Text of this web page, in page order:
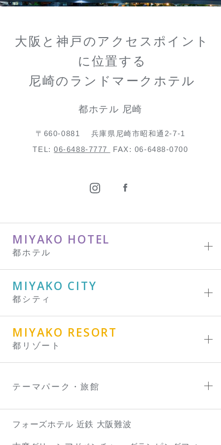
大阪と神戸のアクセスポイント
に位置する
尼崎のランドマークホテル
都ホテル 尼崎
〒660-0881
兵庫県尼崎市昭和通2-7-1
TEL:06-6488-7777 FAX: 06-6488-0700
MIYAKO HOTEL
都ホテル
MIYAKO CITY
都シティ
MIYAKO RESORT
都リゾート
テーマパーク・旅館
フォーズホテル 近鉄 大阪難波